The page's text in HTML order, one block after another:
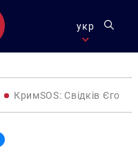
укр
КримSOS: Свідків